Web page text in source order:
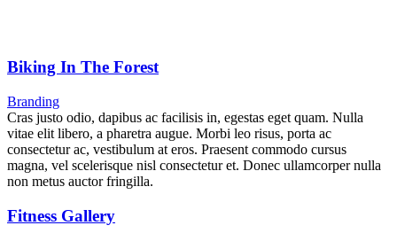
Biking In The Forest
Branding
Cras justo odio, dapibus ac facilisis in, egestas eget quam. Nulla
vitae elit libero, a pharetra augue. Morbi leo risus, porta ac
consectetur ac, vestibulum at eros. Praesent commodo cursus
magna, vel scelerisque nisl consectetur et. Donec ullamcorper nulla
non metus auctor fringilla.
Fitness Gallery